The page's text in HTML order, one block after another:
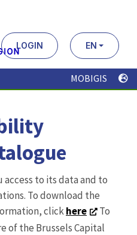
LOGIN EN
MOBIGIS
to its data and to
To download the
clickhere
To
of the Brussels Capital